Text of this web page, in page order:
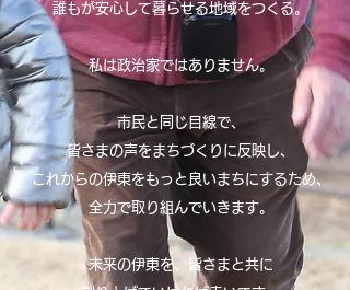
誰もが安心して暮らせる地域をつくる。
私は政治家ではありません。
市民と同じ目線で、
皆さまの声をまちづくりに反映し、
これからの伊東をもっと良いまちにするため、
全力で取り組んでいきます。
未来の伊東を、皆さまと共に